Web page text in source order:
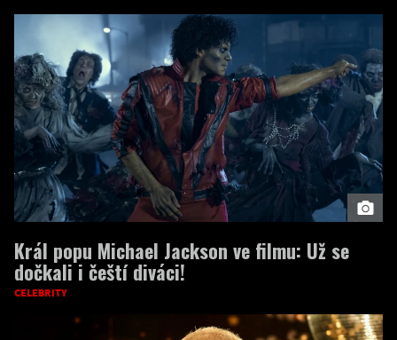
Král popu Michael Jackson ve filmu: Už se
dočkali i čeští diváci!
CELEBRITY